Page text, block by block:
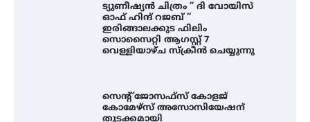
ട്യുണീഷ്യൻ ചിത്രം ” ദി വോയിസ്
ഓഫ് ഹിന്ദ് റജബ് ”
ഇരിങ്ങാലക്കുട ഫിലിം
സൊസൈറ്റി ആഗസ്റ്റ് 7
വെള്ളിയാഴ്ച സ്‌ക്രീൻ ചെയ്യുന്നു
സെന്റ് ജോസഫ്സ് കോളജ്
കോമേഴ്‌സ് അസോസിയേഷന്
തുടക്കമായി
ഡോക്ടറേറ്റ് നേടിയ എൻ. ആര്യ